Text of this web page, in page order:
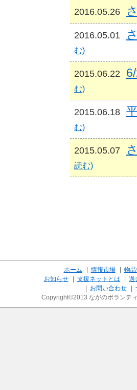
2016.05.26
2016.05.01
む)
2015.06.22
む)
2015.06.18
む)
2015.05.07
読む)
ホーム |情報市場
物
お知らせ
支援ネットとは
過
お問い合わせ
Copyright©2013 ながのボランテ